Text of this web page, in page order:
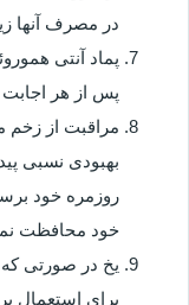
در مصرف آنها
پماد آنتی
پس از هر اجابت
مراقبت از زخم
بهبودی نسبی
روزمره خود
خود محافظت
یخ در صورتی که
برای استعمال